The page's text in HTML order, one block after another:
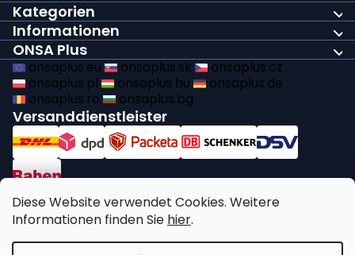
Diese Website verwendet Cookies. Weitere
Informationen finden Sie hier.
Kategorien
Informationen
ONSA Plus
onsaplus.eu onsaplus.sk
onsaplus.cz
onsaplus.pl
onsaplus.hu
onsaplus.de
onsaplus.ro
onsaplus.bg
Versanddienstleister
Zahlungen